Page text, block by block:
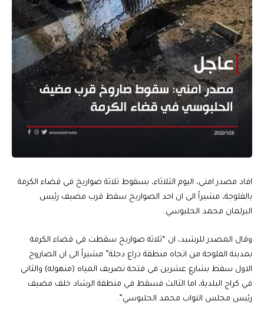
افاد مصدر امني، اليوم الثلاثاء، بسقوط ثلاثة صواريخ في قضاء الكرمة
بالفلوجة، مشيراً الى ان احد الصواريخ سقط قرب مضيف رئيس
البرلمان محمد الحلبوسي.
وقال المصدر للرشيد، ان “ثلاثة صواريخ سقطت في قضاء الكرمة
بمدينة الفلوجة من اتجاه منطقة ذراع دجلة” مشيراً الى ان الصاروخ
الاول سقط بشارع عشرين في فتحة تصريف المياه (منهوله) والثاني
في كراج البلدية، اما الثالث فسقط في منطقة الرشاد خلف مضيف
رئيس مجلس النواب محمد الحلبوسي”.